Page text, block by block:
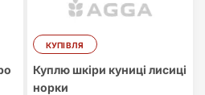
КУПІВЛЯ
Куплю шкіри куниці лисиці
норки